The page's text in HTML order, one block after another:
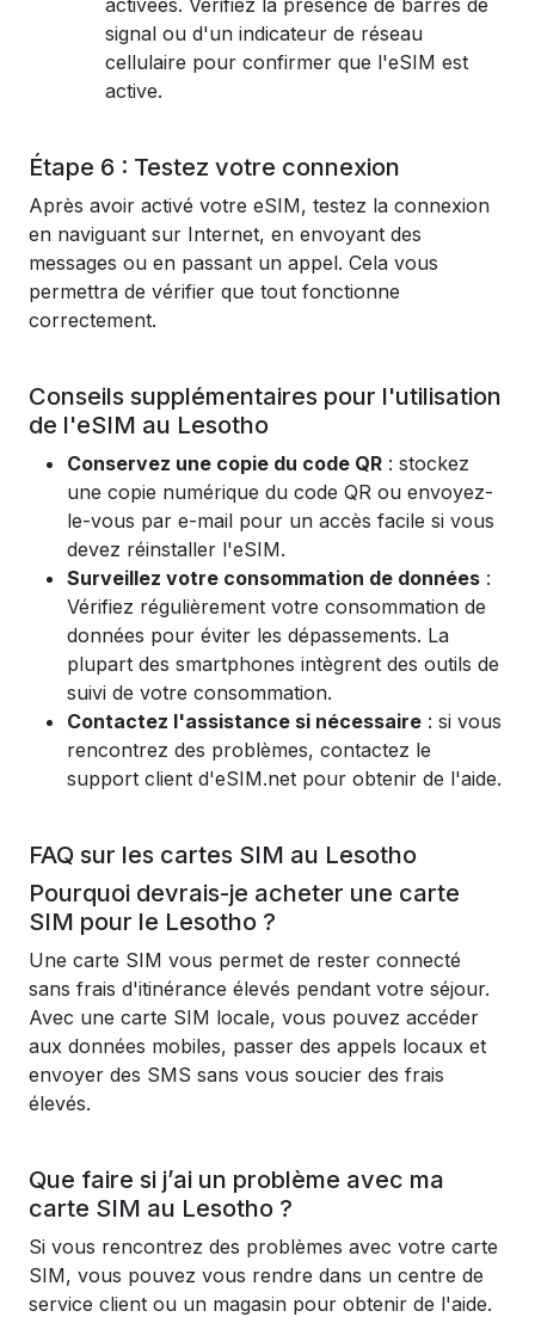
activées. Vérifiez la présence de barres de
signal ou d'un indicateur de réseau
cellulaire pour confirmer que l'eSIM est
active.
Étape 6 : Testez votre connexion
Après avoir activé votre eSIM, testez la connexion
en naviguant sur Internet, en envoyant des
messages ou en passant un appel. Cela vous
permettra de vérifier que tout fonctionne
correctement.
Conseils supplémentaires pour l'utilisation
de l'eSIM au Lesotho
Conservez une copie du code QR : stockez
une copie numérique du code QR ou envoyez-
le-vous par e-mail pour un accès facile si vous
devez réinstaller l'eSIM.
Surveillez votre consommation de données :
Vérifiez régulièrement votre consommation de
données pour éviter les dépassements. La
plupart des smartphones intègrent des outils de
suivi de votre consommation.
Contactez l'assistance si nécessaire : si vous
rencontrez des problèmes, contactez le
support client d'eSIM.net pour obtenir de l'aide.
FAQ sur les cartes SIM au Lesotho
Pourquoi devrais-je acheter une carte
SIM pour le Lesotho ?
Une carte SIM vous permet de rester connecté
sans frais d'itinérance élevés pendant votre séjour.
Avec une carte SIM locale, vous pouvez accéder
aux données mobiles, passer des appels locaux et
envoyer des SMS sans vous soucier des frais
élevés.
Que faire si j’ai un problème avec ma
carte SIM au Lesotho ?
Si vous rencontrez des problèmes avec votre carte
SIM, vous pouvez vous rendre dans un centre de
service client ou un magasin pour obtenir de l'aide.